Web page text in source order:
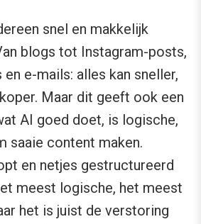
snel en makkelijk
blogs tot Instagram-posts,
en e-mails: alles kan sneller,
Maar dit geeft ook een
AI goed doet, is logische,
saaie content maken.
en netjes gestructureerd
meest logische, het meest
het is juist de verstoring